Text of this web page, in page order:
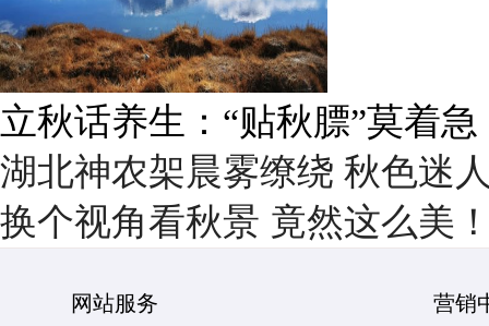
雨后峨眉沟壑尽显 金顶显真
湖北神农架晨雾缭绕 秋色迷
换个视角看秋景 竟然这么美
网站服务 营销